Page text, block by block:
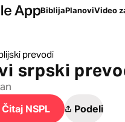
BiblijaPlanoviVideo
prevodi
srpski
Čitaj NSPL
Podeli